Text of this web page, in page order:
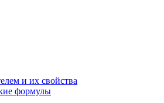
и их свойства
формулы